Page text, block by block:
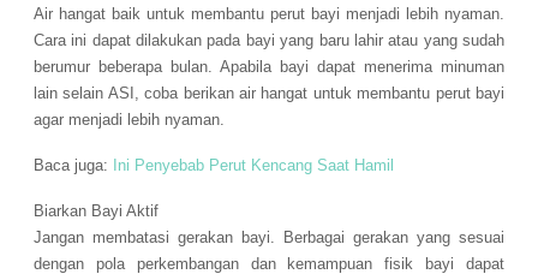
Air hangat baik untuk membantu perut bayi menjadi lebih nyaman.
Cara ini dapat dilakukan pada bayi yang baru lahir atau yang sudah
berumur beberapa bulan. Apabila bayi dapat menerima minuman
lain selain ASI, coba berikan air hangat untuk membantu perut bayi
agar menjadi lebih nyaman.
Baca juga: Ini Penyebab Perut Kencang Saat Hamil
Biarkan Bayi Aktif
Jangan membatasi gerakan bayi. Berbagai gerakan yang sesuai
dengan pola perkembangan dan kemampuan fisik bayi dapat